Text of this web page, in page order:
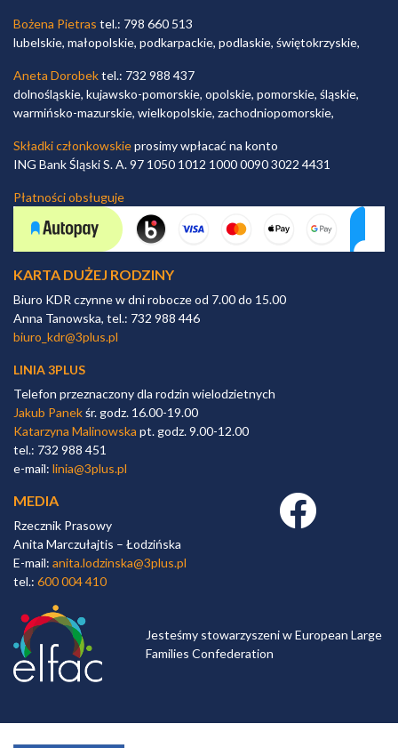
Bożena Pietras tel.: 798 660 513
lubelskie, małopolskie, podkarpackie, podlaskie, świętokrzyskie,
Aneta Dorobektel.: 732 988 437
dolnośląskie, kujawsko-pomorskie, opolskie, pomorskie, śląskie,
warmińsko-mazurskie, wielkopolskie, zachodniopomorskie,
Składki członkowskieprosimy wpłacać na konto
ING Bank Śląski S. A. 97 1050 1012 1000 0090 3022 4431
Płatności obsługuje
KARTA DUŻEJ RODZINY
Biuro KDR czynne w dni robocze od 7.00 do 15.00
Anna Tanowska, tel.: 732 988 446
biuro_kdr@3plus.pl
LINIA 3PLUS
Telefon przeznaczony dla rodzin wielodzietnych
Jakub Panekśr. godz. 16.00-19.00
Katarzyna Malinowska pt. godz. 9.00-12.00
tel.: 732 988 451
e-mail: linia@3plus.pl
MEDIA
Rzecznik Prasowy
Anita Marczułajtis – Łodzińska
E-mail: anita.lodzinska@3plus.pl
tel.: 600 004 410
Facebook link
Jesteśmy stowarzyszeni w European Large
Families Confederation